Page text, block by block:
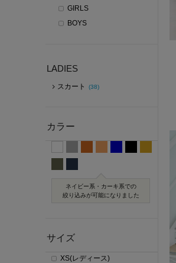
GIRLS
BOYS
LADIES
スカート (38)
カラー
ネイビー系・カーキ系での
絞り込みが可能になりました
サイズ
XS(レディース)